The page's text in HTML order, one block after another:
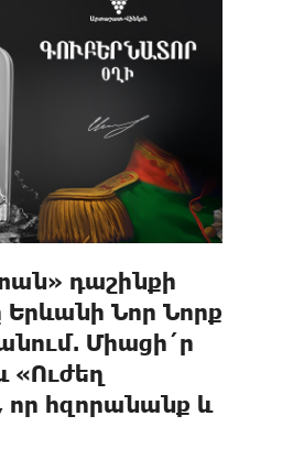
դաշինքի
Նոր Նորք
Միացի´ր
«Ուժեղ
հզորանանք և